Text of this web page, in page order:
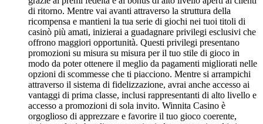
di ritorno. Mentre vai avanti attraverso la struttura della
ricompensa e mantieni la tua serie di giochi nei tuoi titoli di
casinò più amati, inizierai a guadagnare privilegi esclusivi che
offrono maggiori opportunità. Questi privilegi presentano
promozioni su misura su misura per il tuo stile di gioco in
modo da poter ottenere il meglio da pagamenti migliorati nelle
opzioni di scommesse che ti piacciono. Mentre si arrampichi
attraverso il sistema di fidelizzazione, avrai anche accesso ai
vantaggi di prima classe, inclusi rappresentanti di alto livello e
accesso a promozioni di sola invito. Winnita Casino è
orgoglioso di apprezzare e favorire il tuo gioco coerente,